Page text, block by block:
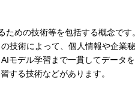
ための技術等を包括する概念です
技術によって、個人情報や企業
モデル学習まで一貫してデータ
する技術などがあります。